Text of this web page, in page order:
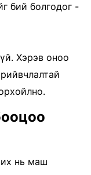
бий болгодог -
Хэрэв оноо
нь маш